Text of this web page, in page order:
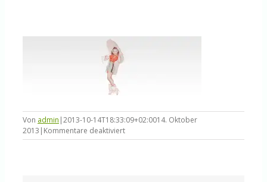
Shop
Von admin |2013-10-14T18:33:09+02:0014. Oktober
2013 | Kommentare deaktiviertfür
elastic1